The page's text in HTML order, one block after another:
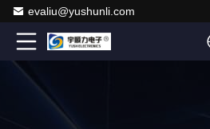
evaliu@yushunli.com